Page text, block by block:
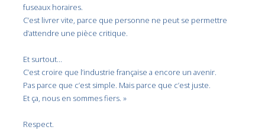
fuseaux horaires.
C’est livrer vite, parce que personne ne peut se permettre
d’attendre une pièce critique.
Et surtout…
C’est croire que l’industrie française a encore un avenir.
Pas parce que c’est simple. Mais parce que c’est juste.
Et ça, nous en sommes fiers. »
Respect.